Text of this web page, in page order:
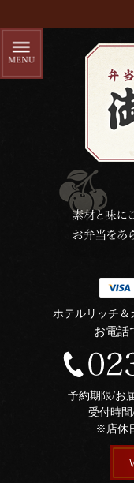
ホテルリッチ＆
お電話
予約期限/お
受付時
※店休